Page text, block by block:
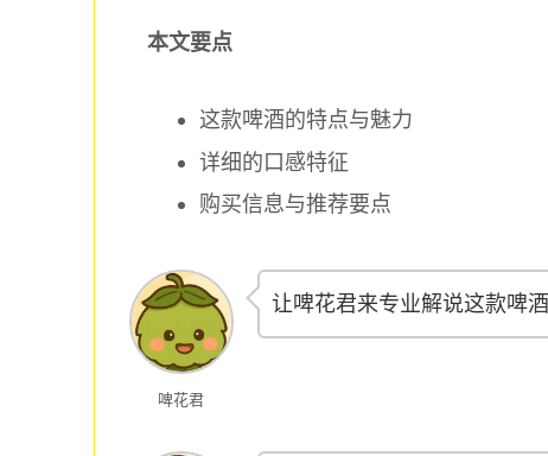
本文要点
这款啤酒的特点与魅力
详细的口感特征
购买信息与推荐要点
啤花君
让啤花君来专业解说这款啤